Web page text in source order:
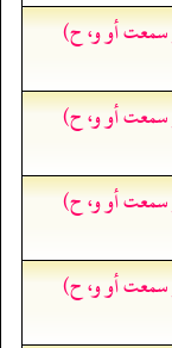
سمعت أو و، ح)
سمعت أو و، ح)
سمعت أو و، ح)
سمعت أو و، ح)